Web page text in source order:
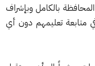
بالكامل وبإشراف
متابعة تعليمهم دون أي